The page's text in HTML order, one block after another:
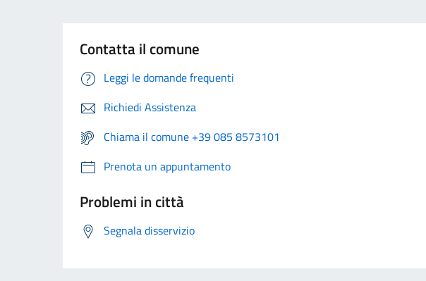
Contatta il comune
Leggi le domande frequenti
Richiedi Assistenza
Chiama il comune +39 085 8573101
Prenota un appuntamento
Problemi in città
Segnala disservizio